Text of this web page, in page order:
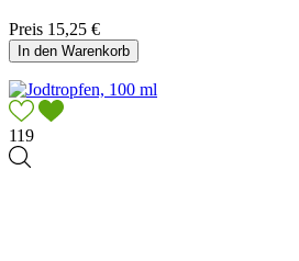
Preis 15,25 €
In den Warenkorb
119